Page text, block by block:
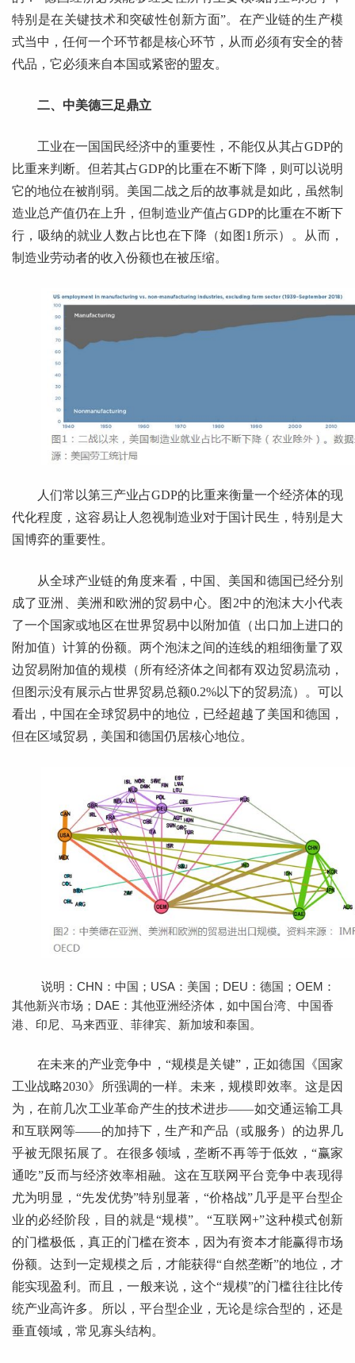
特别是在关键技术和突破性创新方面”。在产业链的生产模
式当中，任何一个环节都是核心环节，从而必须有安全的替
代品，它必须来自本国或紧密的盟友。
二、中美德三足鼎立
工业在一国国民经济中的重要性，不能仅从其占GDP的
比重来判断。但若其占GDP的比重在不断下降，则可以说明
它的地位在被削弱。美国二战之后的故事就是如此，虽然制
造业总产值仍在上升，但制造业产值占GDP的比重在不断下
行，吸纳的就业人数占比也在下降（如图1所示）。从而，
制造业劳动者的收入份额也在被压缩。
人们常以第三产业占GDP的比重来衡量一个经济体的现
代化程度，这容易让人忽视制造业对于国计民生，特别是大
国博弈的重要性。
从全球产业链的角度来看，中国、美国和德国已经分别
成了亚洲、美洲和欧洲的贸易中心。图2中的泡沫大小代表
了一个国家或地区在世界贸易中以附加值（出口加上进口的
附加值）计算的份额。两个泡沫之间的连线的粗细衡量了双
边贸易附加值的规模（所有经济体之间都有双边贸易流动，
但图示没有展示占世界贸易总额0.2%以下的贸易流）。可以
看出，中国在全球贸易中的地位，已经超越了美国和德国，
但在区域贸易，美国和德国仍居核心地位。
说明：CHN：中国；USA：美国；DEU：德国；OEM：
其他新兴市场；DAE：其他亚洲经济体，如中国台湾、中国香
港、印尼、马来西亚、菲律宾、新加坡和泰国。
在未来的产业竞争中，“规模是关键”，正如德国《国家
工业战略2030》所强调的一样。未来，规模即效率。这是因
为，在前几次工业革命产生的技术进步——如交通运输工具
和互联网等——的加持下，生产和产品（或服务）的边界几
乎被无限拓展了。在很多领域，垄断不再等于低效，“赢家
通吃”反而与经济效率相融。这在互联网平台竞争中表现得
尤为明显，“先发优势”特别显著，“价格战”几乎是平台型企
业的必经阶段，目的就是“规模”。“互联网+”这种模式创新
的门槛极低，真正的门槛在资本，因为有资本才能赢得市场
份额。达到一定规模之后，才能获得“自然垄断”的地位，才
能实现盈利。而且，一般来说，这个“规模”的门槛往往比传
统产业高许多。所以，平台型企业，无论是综合型的，还是
垂直领域，常见寡头结构。